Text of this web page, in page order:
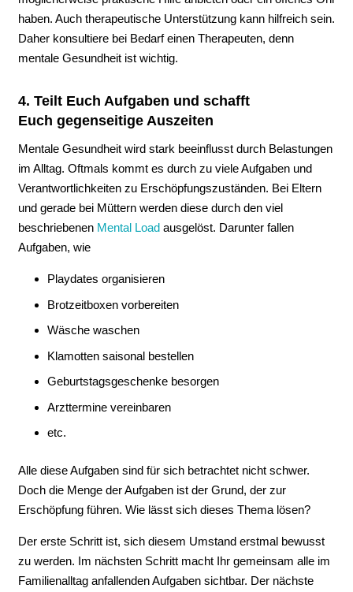
haben. Auch therapeutische Unterstützung kann hilfreich sein.
Daher konsultiere bei Bedarf einen Therapeuten, denn
mentale Gesundheit ist wichtig.
4. Teilt Euch Aufgaben und schafft
Euch gegenseitige Auszeiten
Mentale Gesundheit wird stark beeinflusst durch Belastungen
im Alltag. Oftmals kommt es durch zu viele Aufgaben und
Verantwortlichkeiten zu Erschöpfungszuständen. Bei Eltern
und gerade bei Müttern werden diese durch den viel
beschriebenen Mental Loadausgelöst. Darunter fallen
Aufgaben, wie
Playdates organisieren
Brotzeitboxen vorbereiten
Wäsche waschen
Klamotten saisonal bestellen
Geburtstagsgeschenke besorgen
Arzttermine vereinbaren
etc.
Alle diese Aufgaben sind für sich betrachtet nicht schwer.
Doch die Menge der Aufgaben ist der Grund, der zur
Erschöpfung führen. Wie lässt sich dieses Thema lösen?
Der erste Schritt ist, sich diesem Umstand erstmal bewusst
zu werden. Im nächsten Schritt macht Ihr gemeinsam alle im
Familienalltag anfallenden Aufgaben sichtbar. Der nächste